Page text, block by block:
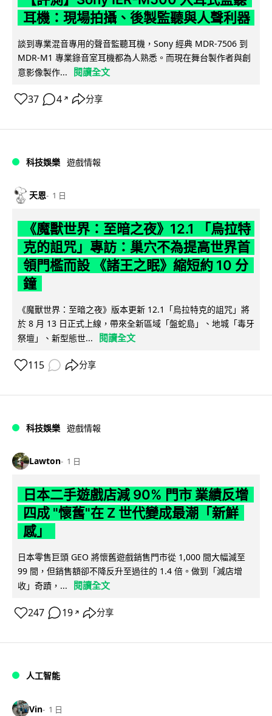
耳機：現場拍攝、後製監聽與人聲利器
談到專業混音專用的聲音監聽耳機，Sony 經典 MDR-7506 到
MDR-M1 專業錄音室耳機都為人熟悉。而現在舞台製作者與創
意影像製作...
閱讀全文
37 4 ↗ 分享
科技娛樂 遊戲情報
天恩 1 日
《魔獸世界：至暗之夜》12.1 「烏拉特
克的詛咒」專訪：巢穴不為提高世界首
領門檻而設 《諸王之眠》縮短約 10 分
鐘
《魔獸世界：至暗之夜》版本更新 12.1「烏拉特克的詛咒」將
於 8 月 13 日正式上線，帶來全新區域「盤蛇島」、地城「毒牙
祭壇」、新型態世...
閱讀全文
115 分享
科技娛樂 遊戲情報
Lawton 1 日
日本二手遊戲店減 90% 門市 業績反增
四成 "懷舊"在 Z 世代變成最潮「新鮮
感」
日本零售巨頭 GEO 將懷舊遊戲銷售門市從 1,000 間大幅減至
99 間，但銷售額卻不降反升至過往的 1.4 倍。做到「減店增
收」奇蹟，...
閱讀全文
247 19 ↗ 分享
人工智能
Vin 1 日